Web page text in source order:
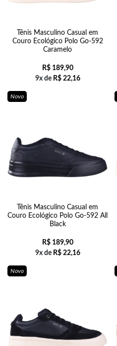
Tênis Masculino Casual em
Couro Ecológico Polo Go-592
Caramelo
R$189,90
9x de R$22,16
Novo
Tênis Masculino Casual em
Couro Ecológico Polo Go-592 All
Black
R$189,90
9x de R$22,16
Novo